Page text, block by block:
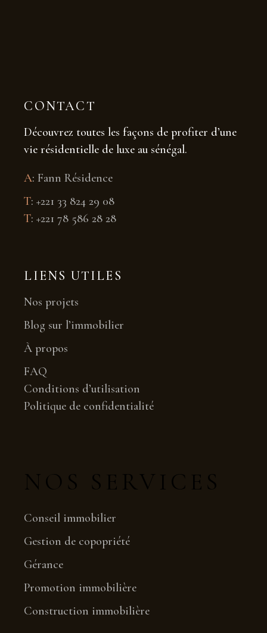
CONTACT
Découvrez toutes les façons de profiter d’une
vie résidentielle de luxe au sénégal.
A:Fann Résidence
T:+221 33 824 29 08
T:+221 78 586 28 28
LIENS UTILES
Nos projets
Blog sur l’immobilier
À propos
FAQ
Conditions d’utilisation
Politique de confidentialité
NOS SERVICES
Conseil immobilier
Gestion de copopriété
Gérance
Promotion immobilière
Construction immobilière